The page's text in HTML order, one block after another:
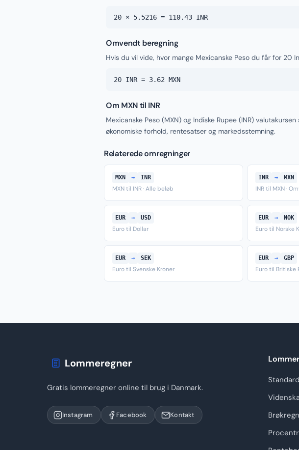
20 × 5.5216 = 110.43 INR
Omvendt beregning
Hvis du vil vide, hvor mange Mexicanske Peso du får for 20
20 INR = 3.62 MXN
Om MXN til INR
Mexicanske Peso (MXN) og Indiske Rupee (INR)
økonomiske forhold, rentesatser og markedsstemning.
Relaterede omregninger
MXN → INR
MXN til INR · Alle beløb
INR → MXN
INR til MXN ·
EUR → USD
Euro til Dollar
EUR → NOK
Euro til Norske
EUR → SEK
Euro til Svenske Kroner
EUR → GBP
Euro til Britiske
Lommeregner
Gratis lommeregner online til brug i Danmark.
Instagram Facebook Kontakt